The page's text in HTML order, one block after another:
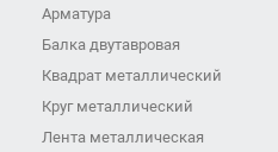
Арматура
Балка двутавровая
Квадрат металлический
Круг металлический
Лента металлическая